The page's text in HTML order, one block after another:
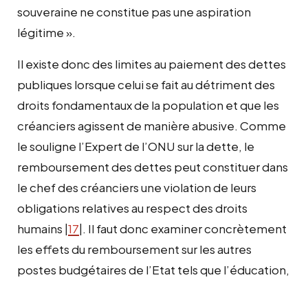
souveraine ne constitue pas une aspiration
légitime ».
Il existe donc des limites au paiement des dettes
publiques lorsque celui se fait au détriment des
droits fondamentaux de la population et que les
créanciers agissent de manière abusive. Comme
le souligne l’Expert de l’ONU sur la dette, le
remboursement des dettes peut constituer dans
le chef des créanciers une violation de leurs
obligations relatives au respect des droits
humains |17|. Il faut donc examiner concrètement
les effets du remboursement sur les autres
postes budgétaires de l’Etat tels que l’éducation,